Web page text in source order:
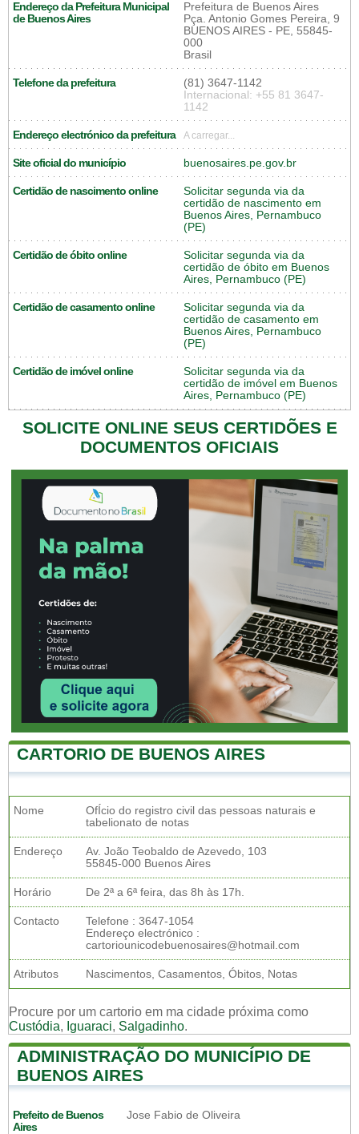
Endereço da Prefeitura Municipal
de Buenos Aires
Prefeitura de Buenos Aires
Pça. Antonio Gomes Pereira, 9
BUENOS AIRES - PE, 55845-
000
Brasil
Telefone da prefeitura
(81) 3647-1142
Internacional: +55 81 3647-
1142
Endereço electrónico da prefeitura A carregar...
Site oficial do município buenosaires.pe.gov.br
Certidão de nascimento online
Solicitar segunda via da
certidão de nascimento em
Buenos Aires, Pernambuco
(PE)
Certidão de óbito online
Solicitar segunda via da
certidão de óbito em Buenos
Aires, Pernambuco (PE)
Certidão de casamento online
Solicitar segunda via da
certidão de casamento em
Buenos Aires, Pernambuco
(PE)
Certidão de imóvel online
Solicitar segunda via da
certidão de imóvel em Buenos
Aires, Pernambuco (PE)
SOLICITE ONLINE SEUS CERTIDÕES E
DOCUMENTOS OFICIAIS
CARTORIO DE BUENOS AIRES
Nome
OfÍcio do registro civil das pessoas naturais e
tabelionato de notas
Endereço
Av. João Teobaldo de Azevedo, 103
55845-000 Buenos Aires
Horário De 2ª a 6ª feira, das 8h às 17h.
Contacto
Telefone : 3647-1054
Endereço electrónico :
cartoriounicodebuenosaires@hotmail.com
Atributos Nascimentos, Casamentos, Óbitos, Notas
Procure por um cartorio em ma cidade próxima como
Custódia, Iguaraci, Salgadinho.
ADMINISTRAÇÃO DO MUNICÍPIO DE
BUENOS AIRES
Prefeito de Buenos
Aires
Jose Fabio de Oliveira